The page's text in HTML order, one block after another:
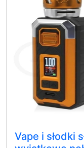
Vape i słodki